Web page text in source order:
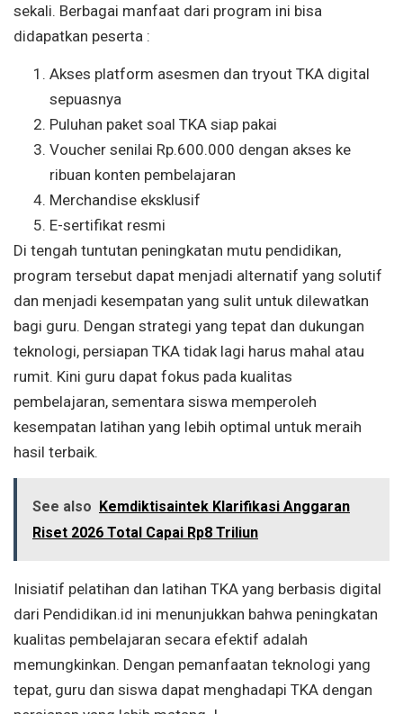
sekali. Berbagai manfaat dari program ini bisa
didapatkan peserta :
Akses platform asesmen dan tryout TKA digital
sepuasnya
Puluhan paket soal TKA siap pakai
Voucher senilai Rp.600.000 dengan akses ke
ribuan konten pembelajaran
Merchandise eksklusif
E-sertifikat resmi
Di tengah tuntutan peningkatan mutu pendidikan,
program tersebut dapat menjadi alternatif yang solutif
dan menjadi kesempatan yang sulit untuk dilewatkan
bagi guru. Dengan strategi yang tepat dan dukungan
teknologi, persiapan TKA tidak lagi harus mahal atau
rumit. Kini guru dapat fokus pada kualitas
pembelajaran, sementara siswa memperoleh
kesempatan latihan yang lebih optimal untuk meraih
hasil terbaik.
See also Kemdiktisaintek Klarifikasi Anggaran
Riset 2026 Total Capai Rp8 Triliun
Inisiatif pelatihan dan latihan TKA yang berbasis digital
dari Pendidikan.id ini menunjukkan bahwa peningkatan
kualitas pembelajaran secara efektif adalah
memungkinkan. Dengan pemanfaatan teknologi yang
tepat, guru dan siswa dapat menghadapi TKA dengan